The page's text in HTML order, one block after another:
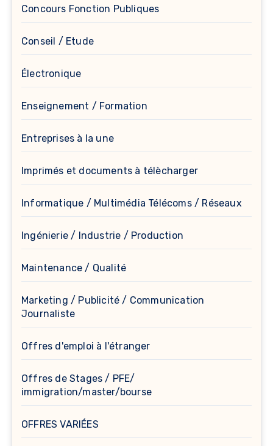
Concours Fonction Publiques
Conseil / Etude
Électronique
Enseignement / Formation
Entreprises à la une
Imprimés et documents à télècharger
Informatique / Multimédia Télécoms / Réseaux
Ingénierie / Industrie / Production
Maintenance / Qualité
Marketing / Publicité / Communication
Journaliste
Offres d'emploi à l'étranger
Offres de Stages / PFE/
immigration/master/bourse
OFFRES VARIÉES